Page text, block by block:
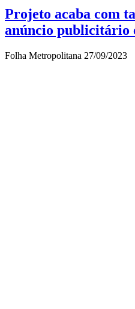
Projeto acaba com
anúncio publicitário
Folha Metropolitana 27/09/2023